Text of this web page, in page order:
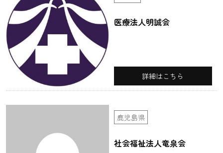
医療法人明誠会
詳細はこちら
鹿児島県
社会福祉法人竜泉会